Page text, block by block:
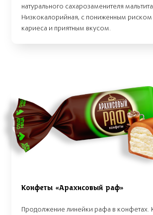
натурального сахарозаменителя
Низкокалорийная, с пониженным риском
кариеса и приятным вкусом.
Конфеты «Арахисовый раф»
Продолжение линейки рафа в конфетах.